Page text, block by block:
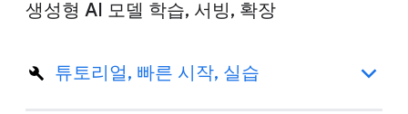
생성형 AI 모델 학습, 서빙, 확장
튜토리얼, 빠른 시작, 실습